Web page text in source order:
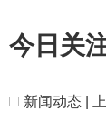
今日关
□ 新闻动态 |